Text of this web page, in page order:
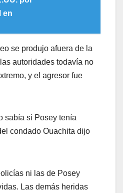
en
se produjo afuera de la
autoridades todavía no
y el agresor fue
sabía si Posey tenía
condado Ouachita dijo
ni las de Posey
Las demás heridas